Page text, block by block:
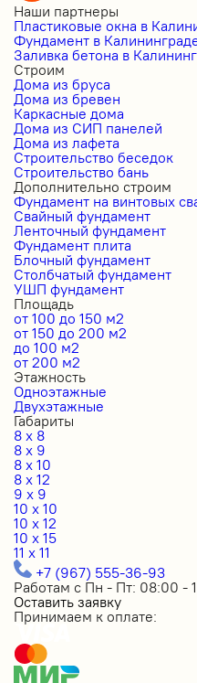
Наши партнеры
Пластиковые окна в
Фундамент в
Заливка бетона в
Строим
Дома из бруса
Дома из бревен
Каркасные дома
Дома из СИП панелей
Дома из лафета
Строительство беседок
Строительство бань
Дополнительно строим
Фундамент на винтовых
Свайный фундамент
Ленточный фундамент
Фундамент плита
Блочный фундамент
Столбчатый фундамент
УШП фундамент
Площадь
от 100 до 150 м2
от 150 до 200 м2
до 100 м2
от 200 м2
Этажность
Одноэтажные
Двухэтажные
Габариты
8 x 8
8 x 9
8 x 10
8 x 12
9 x 9
10 x 10
10 x 12
10 x 15
11 x 11
+7 (967) 555-36-93
Работам с Пн - Пт: 08:00 -
Оставить заявку
Принимаем к оплате: